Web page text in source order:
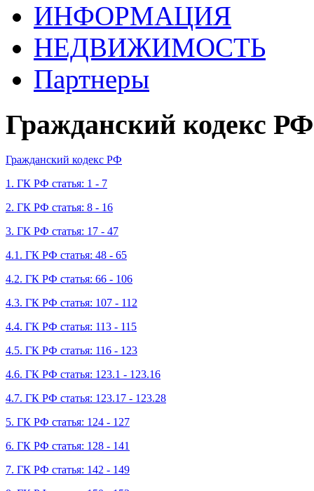
ИНФОРМАЦИЯ
НЕДВИЖИМОСТЬ
Партнеры
Гражданский кодекс РФ
Гражданский кодекс РФ
1. ГК РФ статья: 1 - 7
2. ГК РФ статья: 8 - 16
3. ГК РФ статья: 17 - 47
4.1. ГК РФ статья: 48 - 65
4.2. ГК РФ статья: 66 - 106
4.3. ГК РФ статья: 107 - 112
4.4. ГК РФ статья: 113 - 115
4.5. ГК РФ статья: 116 - 123
4.6. ГК РФ статья: 123.1 - 123.16
4.7. ГК РФ статья: 123.17 - 123.28
5. ГК РФ статья: 124 - 127
6. ГК РФ статья: 128 - 141
7. ГК РФ статья: 142 - 149